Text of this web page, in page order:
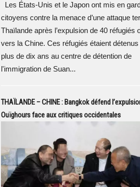
Les États-Unis et le Japon ont mis en
citoyens contre la menace d’une attaque
Thaïlande après l’expulsion de 40 réfugiés
vers la Chine. Ces réfugiés étaient détenus
plus de dix ans au centre de détention de
l'immigration de Suan...
THAÏLANDE – CHINE : Bangkok défend
Ouïghours face aux critiques occidentales